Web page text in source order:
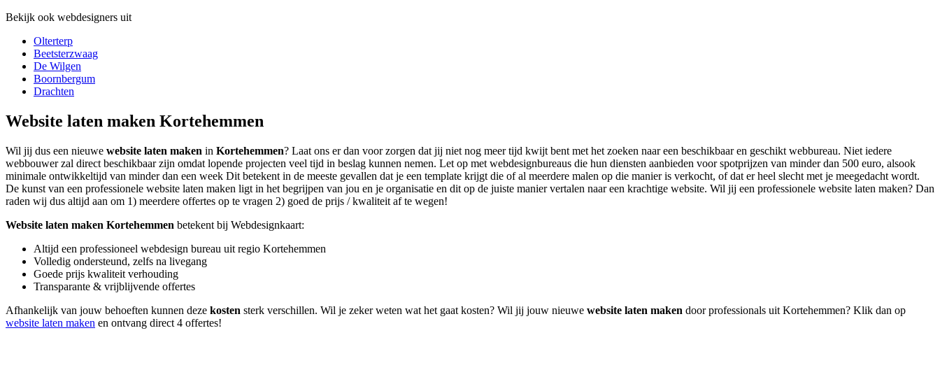
Bekijk ook webdesigners uit
Olterterp
Beetsterzwaag
De Wilgen
Boornbergum
Drachten
Website laten maken Kortehemmen
Wil jij dus een nieuwe website laten maken in Kortehemmen? Laat ons er dan voor zorgen dat jij niet nog meer tijd kwijt bent met het zoeken naar een beschikbaar en geschikt webbureau. Niet iedere
webbouwer zal direct beschikbaar zijn omdat lopende projecten veel tijd in beslag kunnen nemen. Let op met webdesignbureaus die hun diensten aanbieden voor spotprijzen van minder dan 500 euro, alsook
minimale ontwikkeltijd van minder dan een week Dit betekent in de meeste gevallen dat je een template krijgt die of al meerdere malen op die manier is verkocht, of dat er heel slecht met je meegedacht wordt.
De kunst van een professionele website laten maken ligt in het begrijpen van jou en je organisatie en dit op de juiste manier vertalen naar een krachtige website. Wil jij een professionele website laten maken? Dan
raden wij dus altijd aan om 1) meerdere offertes op te vragen 2) goed de prijs / kwaliteit af te wegen!
Website laten maken Kortehemmen betekent bij Webdesignkaart:
Altijd een professioneel webdesign bureau uit regio Kortehemmen
Volledig ondersteund, zelfs na livegang
Goede prijs kwaliteit verhouding
Transparante & vrijblijvende offertes
Afhankelijk van jouw behoeften kunnen deze kosten sterk verschillen. Wil je zeker weten wat het gaat kosten? Wil jij jouw nieuwe website laten maken door professionals uit Kortehemmen? Klik dan op
website laten maken en ontvang direct 4 offertes!